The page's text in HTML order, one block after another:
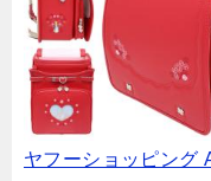
ヤフーショッピング